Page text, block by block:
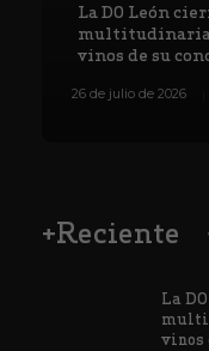
La DO León
multitudinaria
vinos de su
26 de julio de 2026
+Reciente
La
vinos